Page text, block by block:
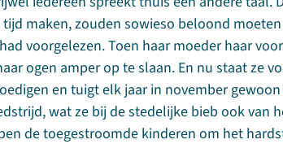
maken, zouden sowieso beloond
voorgelezen. Toen haar moeder haar
ogen amper op te slaan. En nu staat ze
en tuigt elk jaar in november
wat ze bij de stedelijke bieb ook van
de toegestroomde kinderen om het